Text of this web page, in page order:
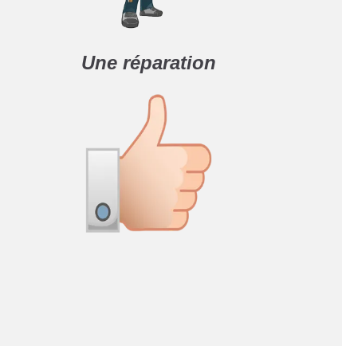
Une réparation